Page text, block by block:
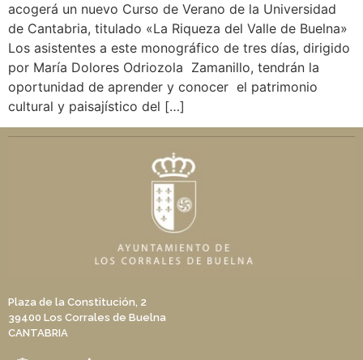
acogerá un nuevo Curso de Verano de la Universidad
de Cantabria, titulado «La Riqueza del Valle de Buelna»
Los asistentes a este monográfico de tres días, dirigido
por María Dolores Odriozola Zamanillo, tendrán la
oportunidad de aprender y conocer el patrimonio
cultural y paisajístico del […]
Plaza de la Constitución, 2
39400 Los Corrales de Buelna
CANTABRIA